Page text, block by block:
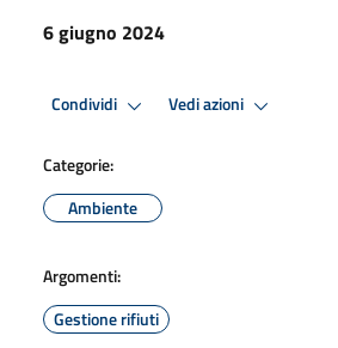
6 giugno 2024
Condividi Vedi azioni
Categorie:
Ambiente
Argomenti:
Gestione rifiuti